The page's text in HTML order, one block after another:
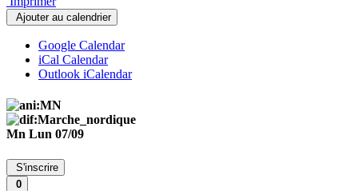
Ajouter au calendrier
Google Calendar
iCal Calendar
Outlook iCalendar
Mn Lun 07/09
S'inscrire
0